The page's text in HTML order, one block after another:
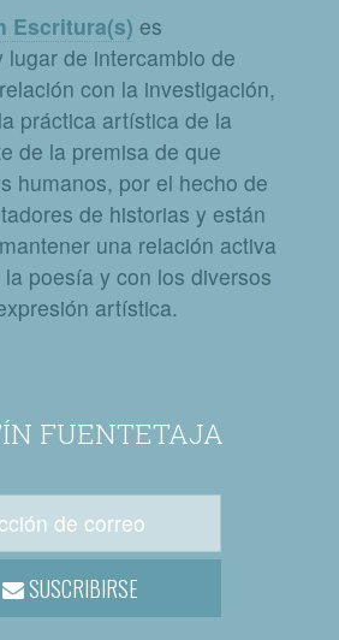
Escritura(s) es
lugar de intercambio de
con la investigación,
práctica artística de la
de la premisa de que
humanos, por el hecho de
de historias y están
una relación activa
poesía y con los diversos
artística.
FUENTETAJA
SUSCRIBIRSE